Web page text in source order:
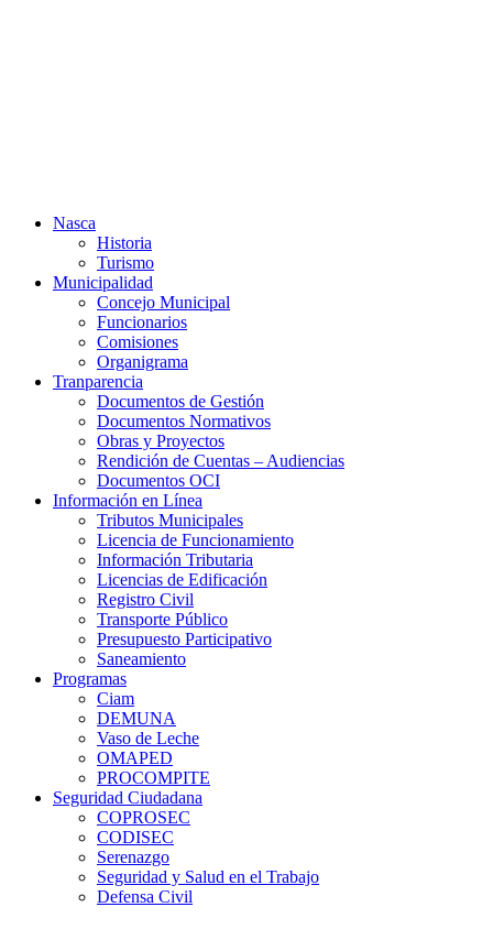
Nasca
Historia
Turismo
Municipalidad
Concejo Municipal
Funcionarios
Comisiones
Organigrama
Tranparencia
Documentos de Gestión
Documentos Normativos
Obras y Proyectos
Rendición de Cuentas – Audiencias
Documentos OCI
Información en Línea
Tributos Municipales
Licencia de Funcionamiento
Información Tributaria
Licencias de Edificación
Registro Civil
Transporte Público
Presupuesto Participativo
Saneamiento
Programas
Ciam
DEMUNA
Vaso de Leche
OMAPED
PROCOMPITE
Seguridad Ciudadana
COPROSEC
CODISEC
Serenazgo
Seguridad y Salud en el Trabajo
Defensa Civil